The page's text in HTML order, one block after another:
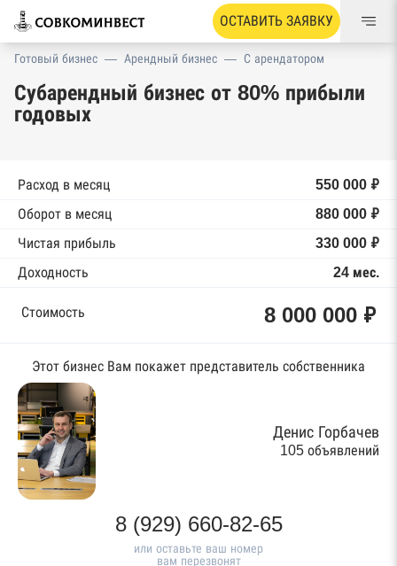
ОСТАВИТЬ ЗАЯВКУ
Готовый бизнес — Арендный бизнес — С арендатором
Субарендный бизнес от 80% прибыли
годовых
Расход в месяц
550 000 ₽
Оборот в месяц
880 000 ₽
Чистая прибыль
330 000 ₽
Доходность
24 мес.
Стоимость 8 000 000 ₽
Этот бизнес Вам покажет представитель собственника
Денис Горбачев
105 объявлений
8 (929) 660-82-65
или оставьте ваш номер
вам перезвонят